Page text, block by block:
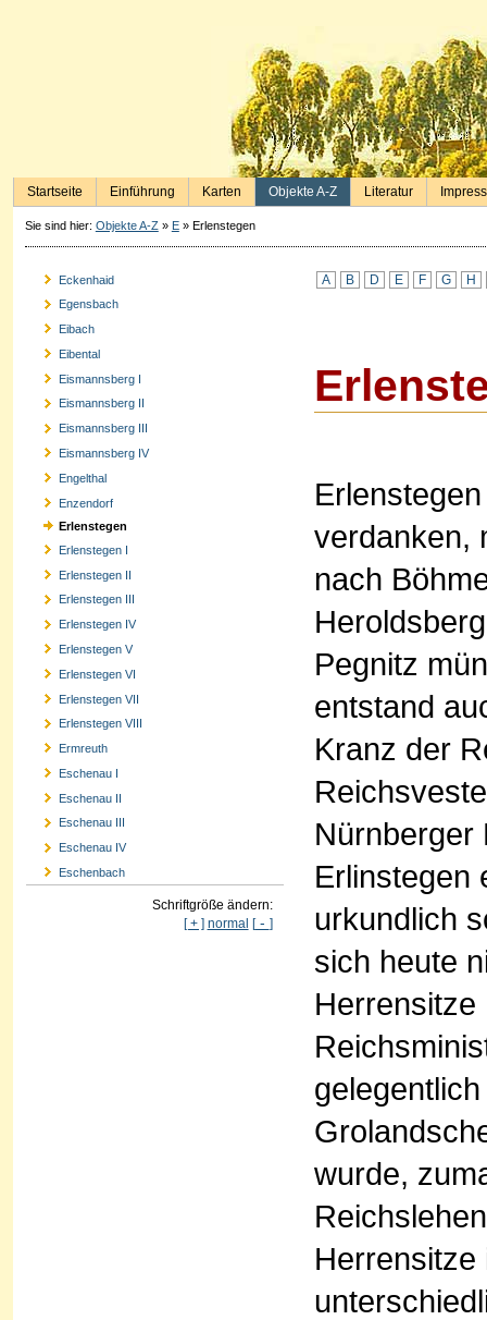
Startseite Einführung Karten Objekte A-Z Literatur
Sie sind hier: Objekte A-Z» E» Erlenstegen
Eckenhaid
Egensbach
Eibach
Eibental
Eismannsberg I
Eismannsberg II
Eismannsberg III
Eismannsberg IV
Engelthal
Enzendorf
Erlenstegen
Erlenstegen I
Erlenstegen II
Erlenstegen III
Erlenstegen IV
Erlenstegen V
Erlenstegen VI
Erlenstegen VII
Erlenstegen VIII
Ermreuth
Eschenau I
Eschenau II
Eschenau III
Eschenau IV
Eschenbach
Schriftgröße ändern:
[ + ] normal [- ]
A B D E F G H
verdanken,
nach
Pegnitz
entstand
Kranz der
Nürnberger
Erlinstegen
urkundlich
sich heute
wurde,